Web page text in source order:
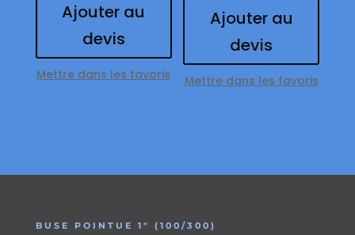
Ajouter au
devis
Mettre dans les favoris
Ajouter au
devis
Mettre dans les favoris
BUSE POINTUE 1″ (100/300)